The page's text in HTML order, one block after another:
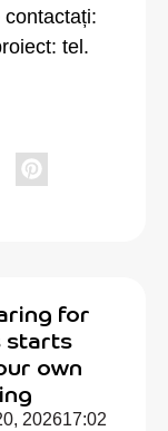
contactați:
tel.
for
starts
own
202617:02